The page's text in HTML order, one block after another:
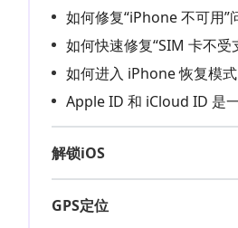
如何修复“iPhone 不可用”
如何快速修复“SIM 卡不受
如何进入 iPhone 恢复模式
Apple ID 和 iCloud ID 是
解锁iOS
GPS定位